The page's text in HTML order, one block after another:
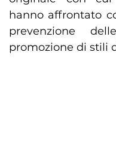
hanno affrontato
prevenzione
promozione di stili